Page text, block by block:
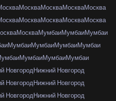
МоскваМоскваМоскваМосква
МоскваМоскваМоскваМосква
МоскваМумбаиМумбаиМумбаи
МумбаиМумбаиМумбаиМумбаи
МумбаиМумбаиМумбаи
НовгородНижний Новгород
НовгородНижний Новгород
НовгородНижний Новгород